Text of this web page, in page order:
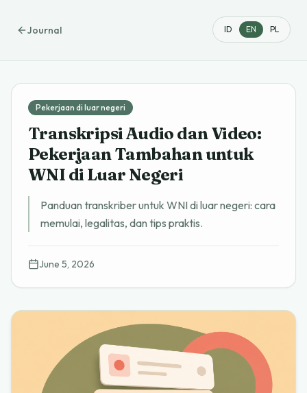
ID EN PL
Journal
Pekerjaan di luar negeri
Transkripsi Audio dan Video:
Pekerjaan Tambahan untuk
WNI di Luar Negeri
Panduan transkriber untuk WNI di luar negeri: cara
memulai, legalitas, dan tips praktis.
June 5, 2026